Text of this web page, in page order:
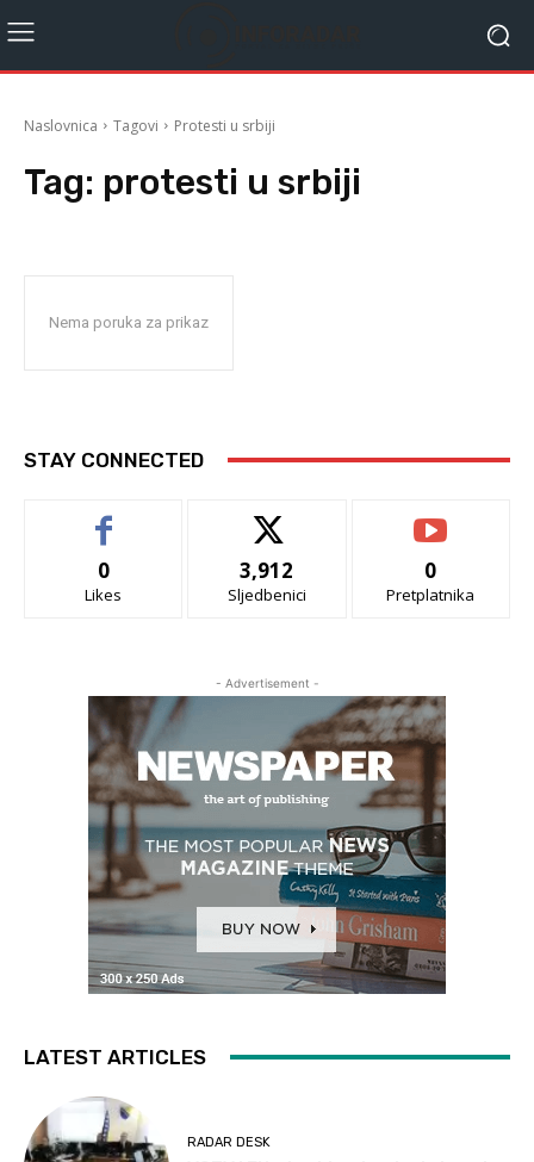
Naslovnica Tagovi Protesti u srbiji
Tag: protesti u srbiji
Nema poruka za prikaz
STAY CONNECTED
0
Likes
3,912
Sljedbenici
0
Pretplatnika
- Advertisement -
LATEST ARTICLES
RADAR DESK